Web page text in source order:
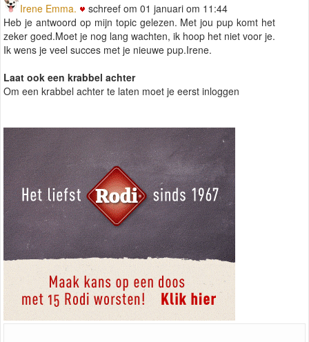
Irene Emma.
schreef om 01 januari om 11:44
Heb je antwoord op mijn topic gelezen. Met jou pup komt het
zeker goed.Moet je nog lang wachten, ik hoop het niet voor je.
Ik wens je veel succes met je nieuwe pup.Irene.
Laat ook een krabbel achter
Om een krabbel achter te laten moet je eerst inloggen